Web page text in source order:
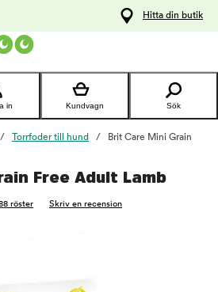
Hitta din butik
in Kundvagn Sök
Torrfoder till hund
Brit Care Mini Grain
Free Adult Lamb
röster Skriv en recension